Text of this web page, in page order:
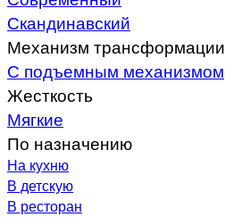
Скандинавский
Механизм трансформации
С подъемным механизмом
Жесткость
Мягкие
По назначению
На кухню
В детскую
В ресторан